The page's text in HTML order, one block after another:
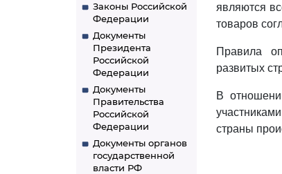
Законы Российской
Федерации
Документы
Президента
Российской
Федерации
Документы
Правительства
Российской
Федерации
Документы органов
государственной
власти РФ
являются
товаров
Правила
развитых
В
страны